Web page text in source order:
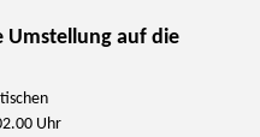
auf die
Uhr